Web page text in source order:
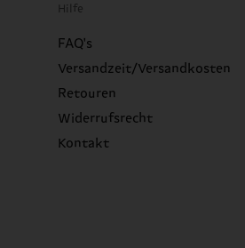
Hilfe
FAQ's
Versandzeit/Versandkosten
Retouren
Widerrufsrecht
Kontakt